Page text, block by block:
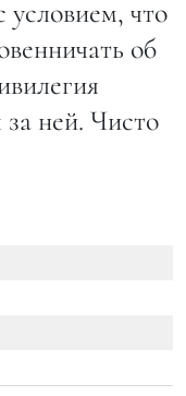
условием, что
об
за ней. Чисто